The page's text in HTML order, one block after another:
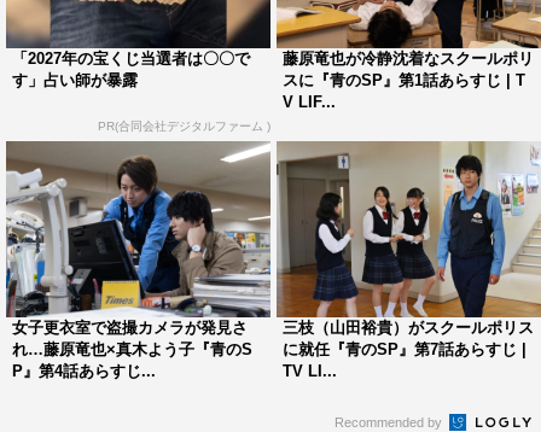
◆共演の藤原竜也さんや山田裕貴さんとのエピソードがあ
れば教えてください。
健太が入院した時に、スクールポリスが取り調べにくるシ
ーンがあり、いつもなら現場の空気に溶け込んで全く緊張
したりしないのですが、さすがにこのお二人と一緒にお芝
居をするとなると緊張してしまって、思うようにできなか
ったんです。そんな僕を見て山田裕貴さんが「もっとガッ
と来ていいよ」と言ってくださって、そのひと言に救われ
て気持ちを切り替えることができました。
「2027年の宝くじ当選者は〇〇で
す」占い師が暴露
PR(合同会社デジタルファーム )
藤原竜也が冷静沈着なスクールポリ
スに『青のSP』第1話あらすじ | T
V LIF...
女子更衣室で盗撮カメラが発見さ
れ…藤原竜也×真木よう子『青のS
P』第4話あらすじ...
三枝（山田裕貴）がスクールポリス
に就任『青のSP』第7話あらすじ |
TV LI...
Recommended by